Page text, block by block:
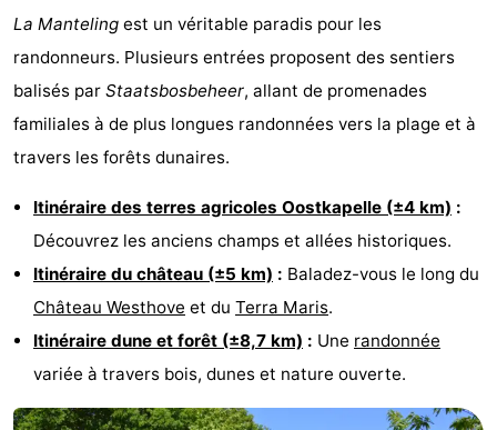
Nature
bos
-
Vlissingen
-
Vlaanderen
Nieuwvliet
-
Sluis
Cadzand
Nature
Météo
La Manteling est un véritable paradis pour les
randonneurs. Plusieurs entrées proposent des sentiers
balisés par Staatsbosbeheer, allant de promenades
familiales à de plus longues randonnées vers la plage et à
travers les forêts dunaires.
Itinéraire des terres agricoles Oostkapelle (±4 km) :
Découvrez les anciens champs et allées historiques.
Itinéraire du château (±5 km) : Baladez-vous le long du
Château Westhove et du Terra Maris.
Itinéraire dune et forêt (±8,7 km) : Une randonnée
variée à travers bois, dunes et nature ouverte.